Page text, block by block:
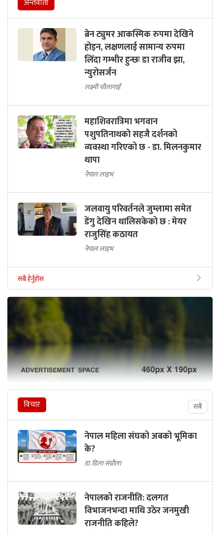
अन्तर्वार्ता
ब्रेन ट्युमर आकस्मिक रुपमा देखिने
होइन, लक्षणलाई सामान्य रुपमा
लिँदा गम्भीर हुन्छः डा राजीव झा,
न्युरोसर्जन
लक्ष्मी चौलागाईं
महाशिवरात्रिमा भगवान
पशुपतिनाथको सहजै दर्शनको
व्यवस्था गरिएको छ - डा. मिलनकुमार
थापा
नेपाल लाइभ
जलवायु परिवर्तनले जुम्लामा समेत
डेंगु देखिन थालिसकेको छ : मेयर
राजुसिंह कठायत
नेपाल लाइभ
सबै हेर्नुहोस
विचार सबै
नेपाल महिला संघको अबको भूमिका
के?
डा. डिला संग्रौला
नेपालको राजनीति: दलगत
विभाजनभन्दा माथि उठेर जनमुखी
राजनीति कहिले?